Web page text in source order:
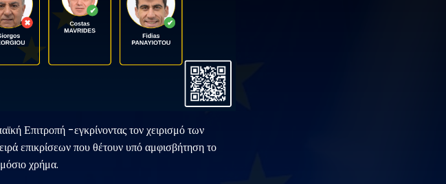
Επιτροπή -εγκρίνοντας τον χειρισμό των
επικρίσεων που θέτουν υπό αμφισβήτηση το
χρήμα.